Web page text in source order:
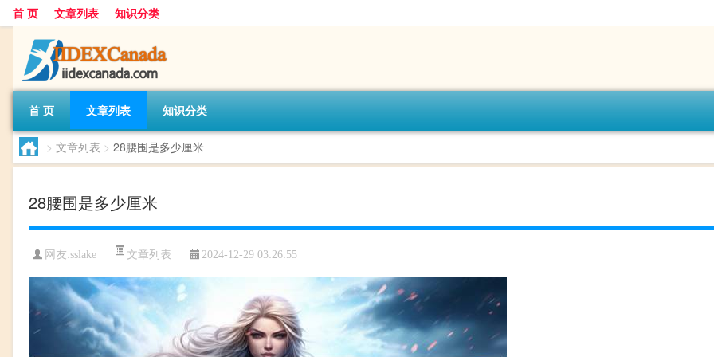
首 页 文章列表 知识分类
首 页 文章列表 知识分类
> 文章列表 > 28腰围是多少厘米
28腰围是多少厘米
网友:sslake 文章列表 2024-12-29 03:26:55